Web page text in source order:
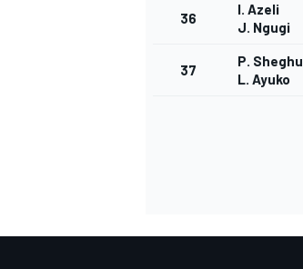
36
I. Azeli
J. Ngugi
37
P. Sheghu
L. Ayuko